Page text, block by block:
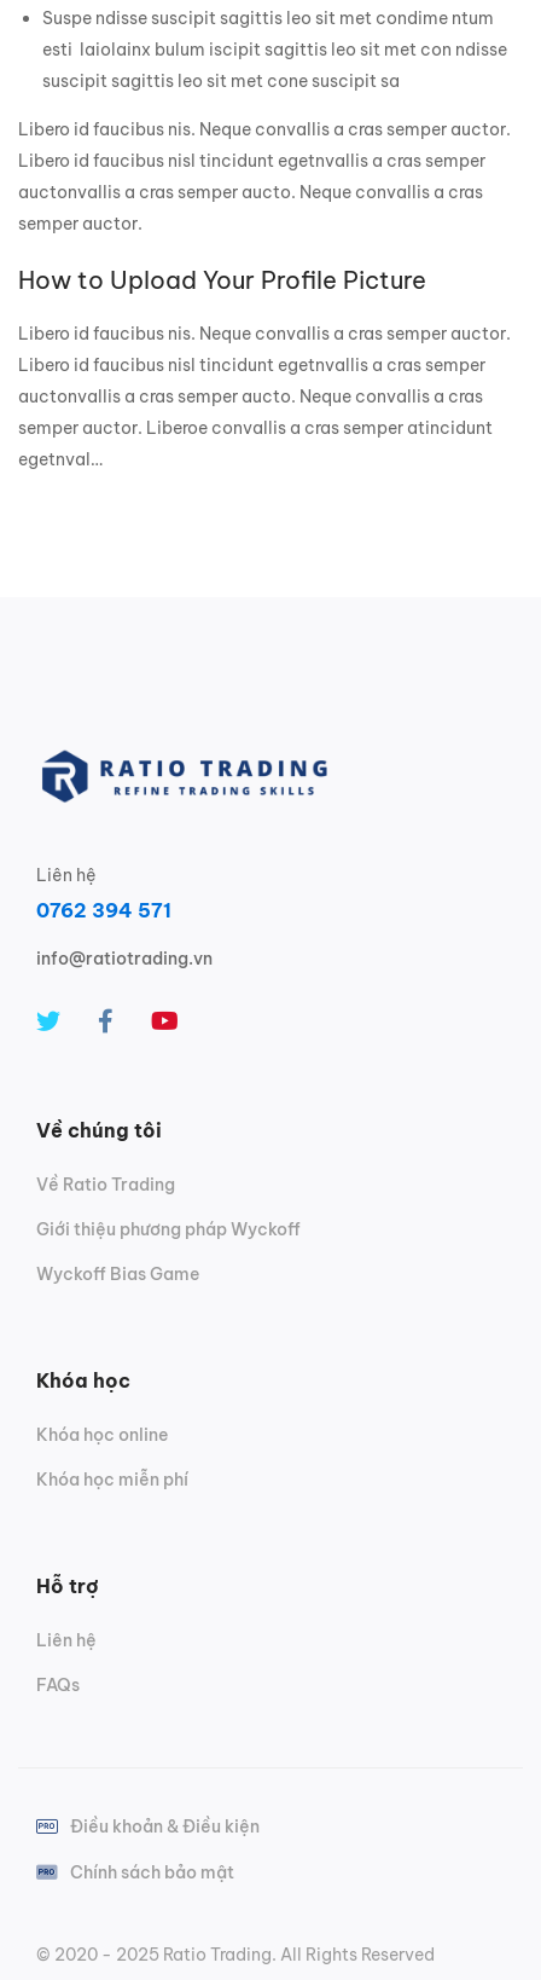
Suspe ndisse suscipit sagittis leo sit met condime ntum
esti laiolainx bulum iscipit sagittis leo sit met con ndisse
suscipit sagittis leo sit met cone suscipit sa
Libero id faucibus nis. Neque convallis a cras semper auctor.
Libero id faucibus nisl tincidunt egetnvallis a cras semper
auctonvallis a cras semper aucto. Neque convallis a cras
semper auctor.
How to Upload Your Profile Picture
Libero id faucibus nis. Neque convallis a cras semper auctor.
Libero id faucibus nisl tincidunt egetnvallis a cras semper
auctonvallis a cras semper aucto. Neque convallis a cras
semper auctor. Liberoe convallis a cras semper atincidunt
egetnval…
Liên hệ
0762 394 571
info@ratiotrading.vn
Về chúng tôi
Về Ratio Trading
Giới thiệu phương pháp Wyckoff
Wyckoff Bias Game
Khóa học
Khóa học online
Khóa học miễn phí
Hỗ trợ
Liên hệ
FAQs
Điều khoản & Điều kiện
Chính sách bảo mật
© 2020 - 2025 Ratio Trading. All Rights Reserved